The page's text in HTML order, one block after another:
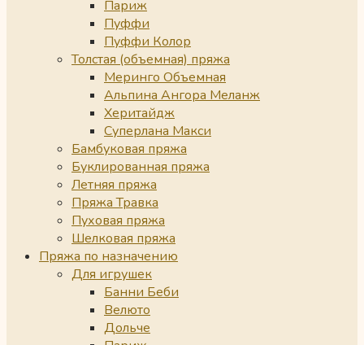
Париж
Пуффи
Пуффи Колор
Толстая (объемная) пряжа
Меринго Объемная
Альпина Ангора Меланж
Херитайдж
Суперлана Макси
Бамбуковая пряжа
Буклированная пряжа
Летняя пряжа
Пряжа Травка
Пуховая пряжа
Шелковая пряжа
Пряжа по назначению
Для игрушек
Банни Беби
Велюто
Дольче